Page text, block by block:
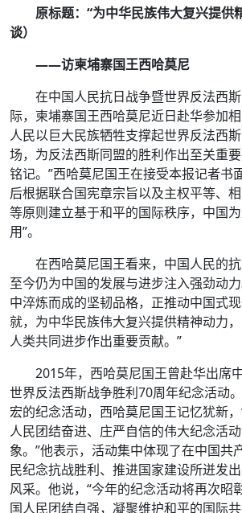
原标题：“为中华民族伟大复兴提供
谈）
——访柬埔寨国王西哈莫尼
在中国人民抗日战争暨世界反法西
际，柬埔寨国王西哈莫尼近日赴华参加
人民以巨大民族牺牲支撑起世界反法西
场，为反法西斯同盟的胜利作出至关重
铭记。”西哈莫尼国王在接受本报记者书
后根据联合国宪章宗旨以及主权平等、
等原则建立基于和平的国际秩序，中国
用”。
在西哈莫尼国王看来，中国人民的抗
至今仍为中国的发展与进步注入强劲动
中淬炼而成的坚韧品格，正推动中国式
就，为中华民族伟大复兴提供精神动力
人类共同进步作出重要贡献。”
2015年，西哈莫尼国王曾赴华出席
世界反法西斯战争胜利70周年纪念活动
宏的纪念活动，西哈莫尼国王记忆犹新
人民团结奋进、庄严自信的伟大纪念活
象。”他表示，活动集中体现了在中国共
民纪念抗战胜利、推进国家建设所迸发
风采。他说，“今年的纪念活动将再次昭
国人民团结自强，凝聚维护和平的国际